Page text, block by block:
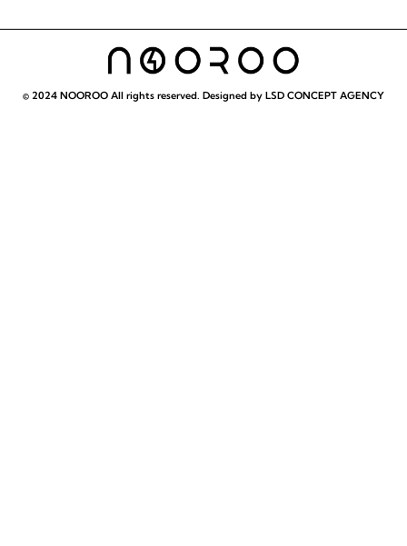
© 2024 NOOROO All rights reserved. Designed by LSD CONCEPT AGENCY